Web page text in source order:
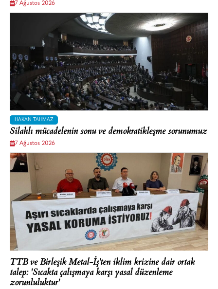
7 Ağustos 2026
HAKAN TAHMAZ
Silahlı mücadelenin sonu ve demokratikleşme sorunumuz
7 Ağustos 2026
TTB ve Birleşik Metal-İş'ten iklim krizine dair ortak
talep: 'Sıcakta çalışmaya karşı yasal düzenleme
zorunluluktur'